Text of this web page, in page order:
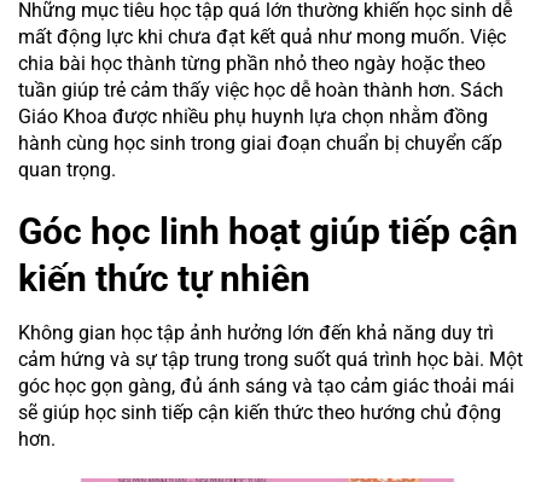
Những mục tiêu học tập quá lớn thường khiến học sinh dễ
mất động lực khi chưa đạt kết quả như mong muốn. Việc
chia bài học thành từng phần nhỏ theo ngày hoặc theo
tuần giúp trẻ cảm thấy việc học dễ hoàn thành hơn. Sách
Giáo Khoa được nhiều phụ huynh lựa chọn nhằm đồng
hành cùng học sinh trong giai đoạn chuẩn bị chuyển cấp
quan trọng.
Góc học linh hoạt giúp tiếp cận
kiến thức tự nhiên
Không gian học tập ảnh hưởng lớn đến khả năng duy trì
cảm hứng và sự tập trung trong suốt quá trình học bài. Một
góc học gọn gàng, đủ ánh sáng và tạo cảm giác thoải mái
sẽ giúp học sinh tiếp cận kiến thức theo hướng chủ động
hơn.